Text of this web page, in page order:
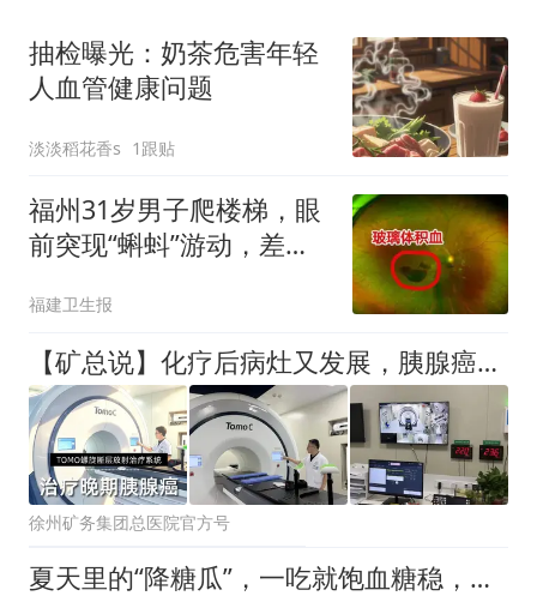
抽检曝光：奶茶危害年轻
人血管健康问题
淡淡稻花香s 1跟贴
福州31岁男子爬楼梯，眼
前突现“蝌蚪”游动，差点
要注意
福建卫生报
【矿总说】化疗后病灶又发展，胰腺癌晚期如何自救
徐州矿务集团总医院官方号
夏天里的“降糖瓜”，一吃就饱血糖稳，糖尿病人可以敞开吃！